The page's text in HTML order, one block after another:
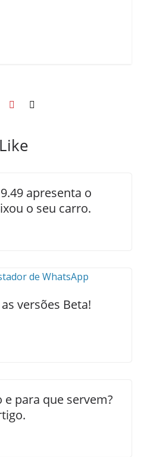
apresenta o
o seu carro.
versões Beta!
para que servem?